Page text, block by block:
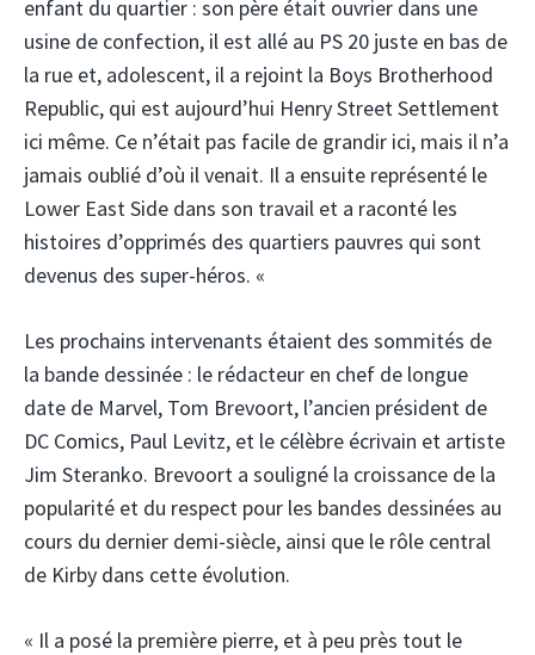
enfant du quartier : son père était ouvrier dans une
usine de confection, il est allé au PS 20 juste en bas de
la rue et, adolescent, il a rejoint la Boys Brotherhood
Republic, qui est aujourd’hui Henry Street Settlement
ici même. Ce n’était pas facile de grandir ici, mais il n’a
jamais oublié d’où il venait. Il a ensuite représenté le
Lower East Side dans son travail et a raconté les
histoires d’opprimés des quartiers pauvres qui sont
devenus des super-héros. «
Les prochains intervenants étaient des sommités de
la bande dessinée : le rédacteur en chef de longue
date de Marvel, Tom Brevoort, l’ancien président de
DC Comics, Paul Levitz, et le célèbre écrivain et artiste
Jim Steranko. Brevoort a souligné la croissance de la
popularité et du respect pour les bandes dessinées au
cours du dernier demi-siècle, ainsi que le rôle central
de Kirby dans cette évolution.
« Il a posé la première pierre, et à peu près tout le